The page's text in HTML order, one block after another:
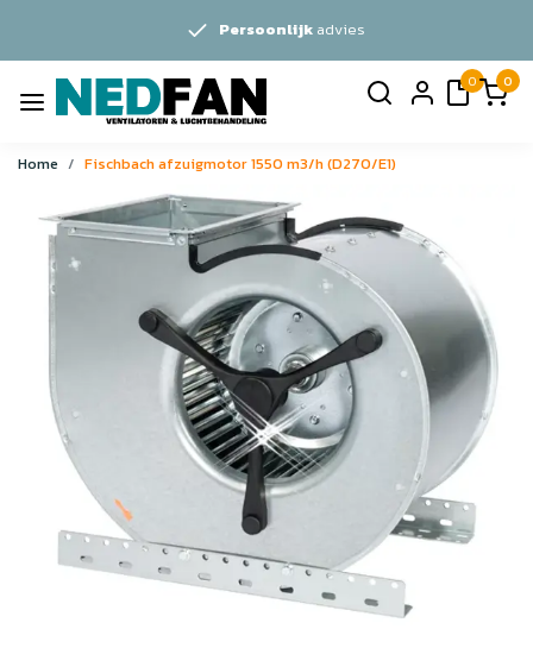
Persoonlijkadvies
0 0
Home Fischbach afzuigmotor 1550 m3/h (D270/E1)